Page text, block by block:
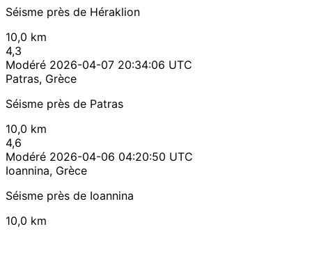
Séisme près de Héraklion
10,0 km
4,3
Modéré 2026-04-07 20:34:06 UTC
Patras, Grèce
Séisme près de Patras
10,0 km
4,6
Modéré 2026-04-06 04:20:50 UTC
Ioannina, Grèce
Séisme près de Ioannina
10,0 km